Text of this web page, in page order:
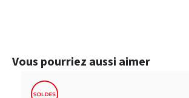
Ignorer la galerie de produits
Vous pourriez aussi aimer